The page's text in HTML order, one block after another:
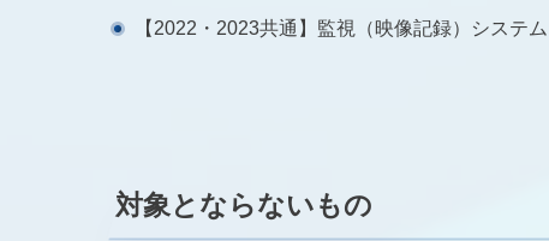
【2022・2023共通】監視（映像記録）システム
対象とならないもの